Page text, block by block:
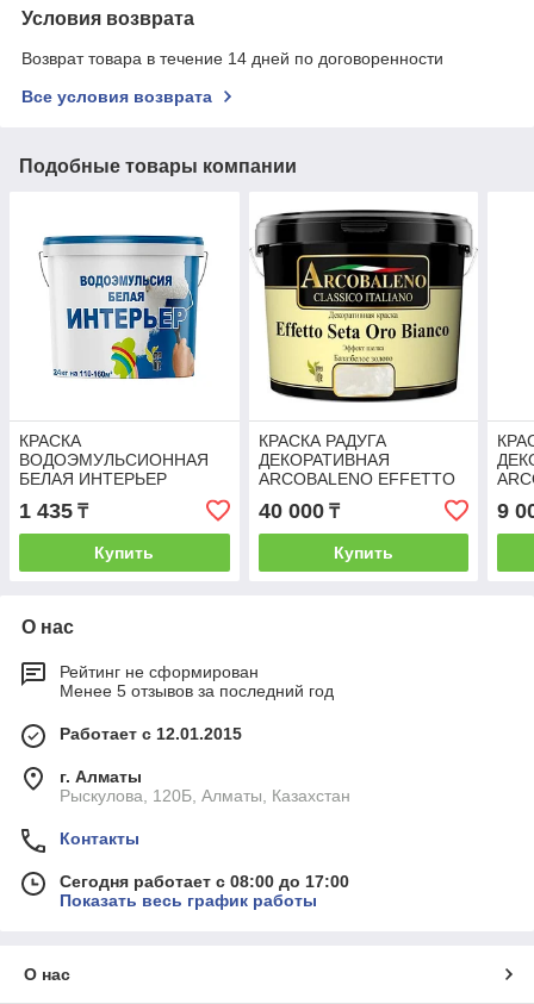
Условия возврата
Возврат товара в течение 14 дней по договоренности
Все условия возврата
Подобные товары компании
КРАСКА
ВОДОЭМУЛЬСИОННАЯ
БЕЛАЯ ИНТЕРЬЕР
РАДУГА 3,5 КГ
1 435 ₸
Купить
КРАСКА РАДУГА
ДЕКОРАТИВНАЯ
ARCOBALENO EFFETTO
SETA ORO BIANCO БАЗА
БЕЛОЕ ЗОЛОТО 5КГ
40 000₸
Купить
9
О нас
Рейтинг не сформирован
Менее 5 отзывов за последний год
Работает с 12.01.2015
г. Алматы
Рыскулова, 120Б, Алматы, Казахстан
Контакты
Сегодня работает с 08:00 до 17:00
Показать весь график работы
О нас